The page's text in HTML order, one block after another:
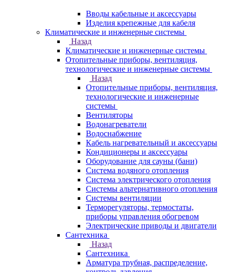
Вводы кабельные и аксессуары
Изделия крепежные для кабеля
Климатические и инженерные системы
Назад
Климатические и инженерные системы
Отопительные приборы, вентиляция,
технологические и инженерные системы
Назад
Отопительные приборы, вентиляция,
технологические и инженерные
системы
Вентиляторы
Водонагреватели
Водоснабжение
Кабель нагревательный и аксессуары
Кондиционеры и аксессуары
Оборудование для сауны (бани)
Система водяного отопления
Система электрического отопления
Системы альтернативного отопления
Системы вентиляции
Терморегуляторы, термостаты,
приборы управления обогревом
Электрические приводы и двигатели
Сантехника
Назад
Сантехника
Арматура трубная, распределение,